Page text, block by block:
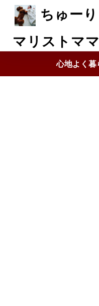
ちゅー
マリストマ
心地よく暮